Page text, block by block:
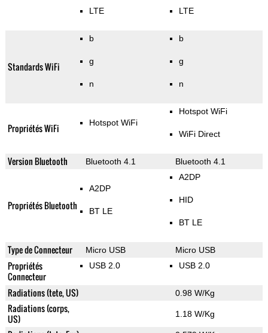
LTE LTE
Standards WiFi
b
g
n
b
g
n
Propriétés WiFi Hotspot WiFi
Hotspot WiFi
WiFi Direct
Version Bluetooth Bluetooth 4.1 Bluetooth 4.1
Propriétés Bluetooth
A2DP
BT LE
A2DP
HID
BT LE
Type de Connecteur Micro USB Micro USB
Propriétés
Connecteur
USB 2.0 USB 2.0
Radiations (tete, US) 0.98 W/Kg
Radiations (corps,
US)
1.18 W/Kg